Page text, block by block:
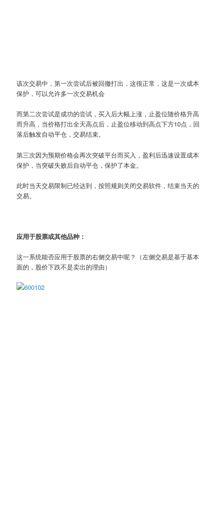
该次交易中，第一次尝试后被回撤打出，这很正常，这是一次成本
保护，可以允许多一次交易机会
而第二次尝试是成功的尝试，买入后大幅上涨，止盈位随价格升高
而升高，当价格打出全天高点后，止盈位移动到高点下方10点，回
落后触发自动平仓，交易结束。
第三次因为预期价格会再次突破平台而买入，盈利后迅速设置成本
保护，当突破失败后自动平仓，保护了本金。
此时当天交易限制已经达到，按照规则关闭交易软件，结束当天的
交易。
应用于股票或其他品种：
这一系统能否应用于股票的右侧交易中呢？（左侧交易是基于基本
面的，股价下跌不是卖出的理由）